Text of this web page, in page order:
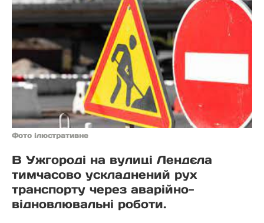
Фото ілюстративне
В Ужгороді на вулиці Лендєла
тимчасово ускладнений рух
транспорту через аварійно-
відновлювальні роботи.